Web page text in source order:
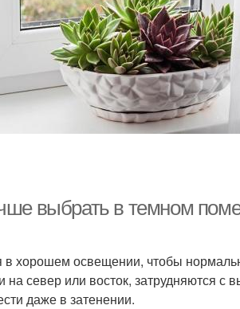
выбрать в темном
хорошем освещении, чтобы
север или восток, затрудняются с
даже в затенении.